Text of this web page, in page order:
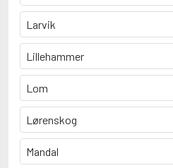
Larvik
Lillehammer
Lom
Lørenskog
Mandal